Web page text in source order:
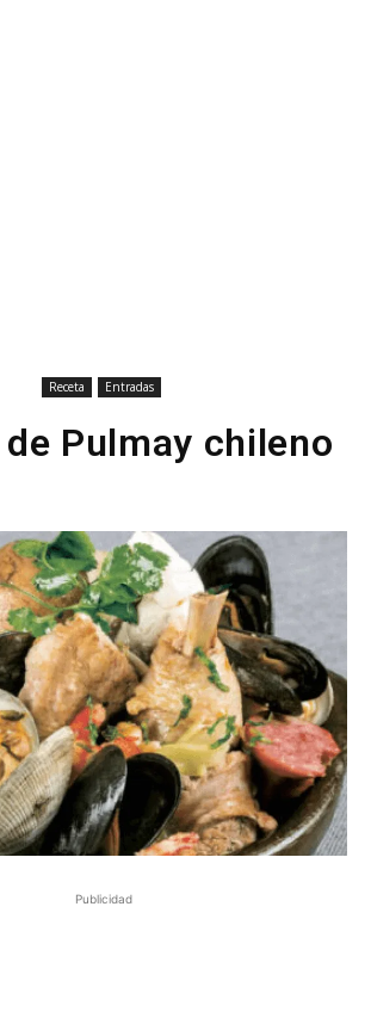
Receta Entradas
de Pulmay chileno
Publicidad